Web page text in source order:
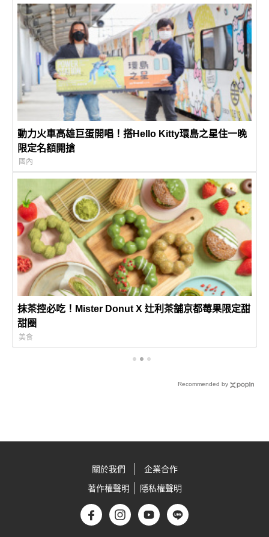
動力火車高雄巨蛋開唱！搭Hello Kitty環島之星住一晚
限定名額開搶
國內
抹茶控必吃！Mister Donut X 辻利茶舗京都莓果限定甜
甜圈
美食
Recommended by
關於我們
企業合作
著作權聲明
隱私權聲明